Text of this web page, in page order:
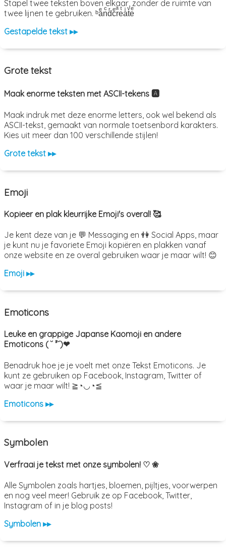
Stapel twee teksten boven elkaar, zonder de ruimte van
twee lijnen te gebruiken. ᵇaͤnͨdͬcͤrͣeͭaͥtͮeͤ
Gestapelde tekst ▸▸
Grote tekst
Maak enorme teksten met ASCII-tekens 🅰️
Maak indruk met deze enorme letters, ook wel bekend als
ASCII-tekst, gemaakt van normale toetsenbord karakters.
Kies uit meer dan 100 verschillende stijlen!
Grote tekst ▸▸
Emoji
Kopieer en plak kleurrijke Emoji's overal! 🥰
Je kent deze van je 💬 Messaging en 👫 Social Apps, maar
je kunt nu je favoriete Emoji kopiëren en plakken vanaf
onze website en ze overal gebruiken waar je maar wilt! 😊
Emoji ▸▸
Emoticons
Leuke en grappige Japanse Kaomoji en andere
Emoticons ( ˘ ³˘)❤
Benadruk hoe je je voelt met onze Tekst Emoticons. Je
kunt ze gebruiken op Facebook, Instagram, Twitter of
waar je maar wilt! ≧◔◡◔≦
Emoticons ▸▸
Symbolen
Verfraai je tekst met onze symbolen! ♡ ❀
Alle Symbolen zoals hartjes, bloemen, pijltjes, voorwerpen
en nog veel meer! Gebruik ze op Facebook, Twitter,
Instagram of in je blog posts!
Symbolen ▸▸